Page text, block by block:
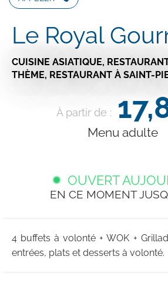
Le Royal
CUISINE ASIATIQUE,
THÈME, RESTAURANT À SAINT-
À partir de :
Menu adulte
OUVERT
EN CE MOMENT
4 buffets à volonté + WOK +
entrées, plats et desserts à volonté.